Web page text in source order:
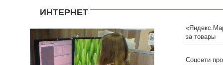
ИНТЕРНЕТ
за товары
Соцсети